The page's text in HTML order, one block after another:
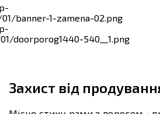
Захист від